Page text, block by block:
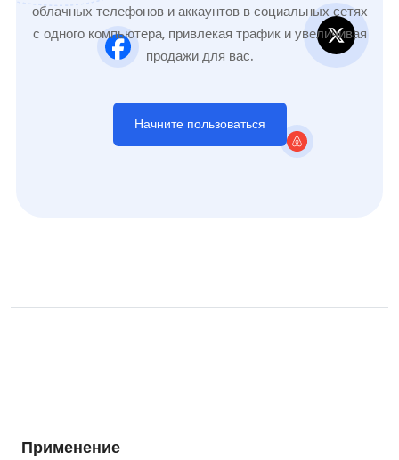
облачных телефонов и аккаунтов в социальных сетях
с одного компьютера, привлекая трафик и увеличивая
продажи для вас.
Начните пользоваться
Применение